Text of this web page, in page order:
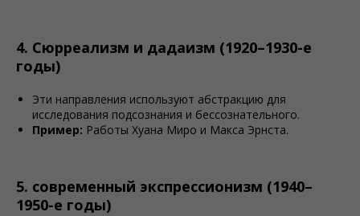
4. Сюрреализм и дадаизм (1920–1930-е
годы)
Эти направления используют абстракцию для
исследования подсознания и бессознательного.
Пример: Работы Хуана Миро и Макса Эрнста.
5. современный экспрессионизм (1940–
1950-е годы)